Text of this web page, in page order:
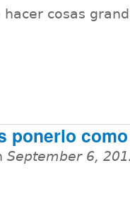
cosas
ponerlo como
September 6,